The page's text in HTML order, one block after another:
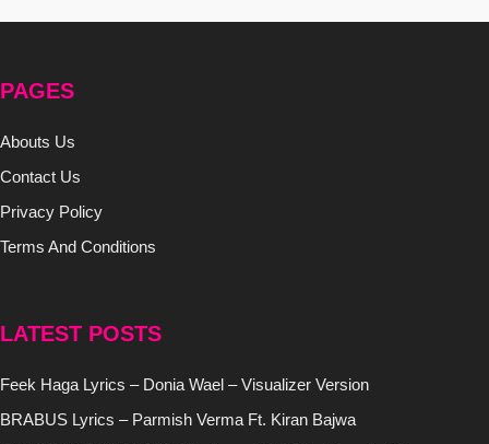
PAGES
Abouts Us
Contact Us
Privacy Policy
Terms And Conditions
LATEST POSTS
Feek Haga Lyrics – Donia Wael – Visualizer Version
BRABUS Lyrics – Parmish Verma Ft. Kiran Bajwa